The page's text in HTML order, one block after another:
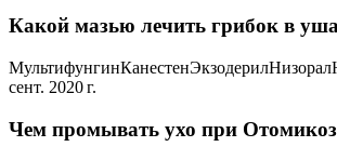
Какой мазью лечить грибок в
сент. 2020 г.
Чем промывать ухо при